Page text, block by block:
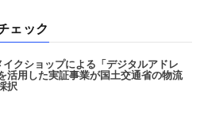
ェック
クショップによる「デジタルアドレ
活用した実証事業が国土交通省の物流
択